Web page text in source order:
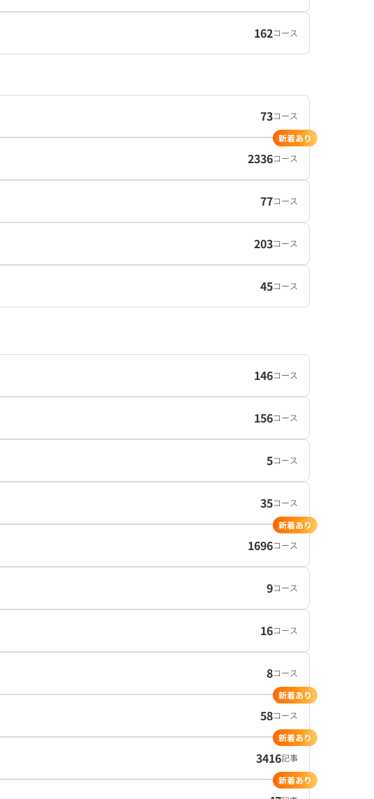
162コース
73コース
2336コース
新着あり
77コース
203コース
45コース
146コース
156コース
5コース
35コース
1696コース
新着あり
9コース
16コース
8コース
58コース
新着あり
3416記事
新着あり
新着あり